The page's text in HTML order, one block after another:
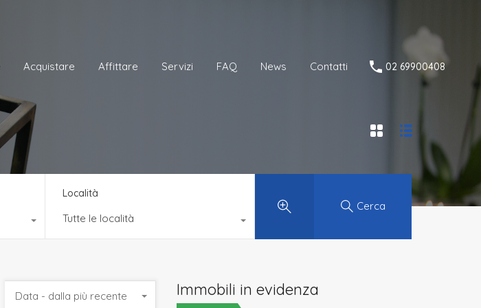
02 69900408
Acquistare Affittare Servizi FAQ News Contatti 02 69900408
Località
Tutte le località
Cerca
Data - dalla più recente Immobili in evidenza